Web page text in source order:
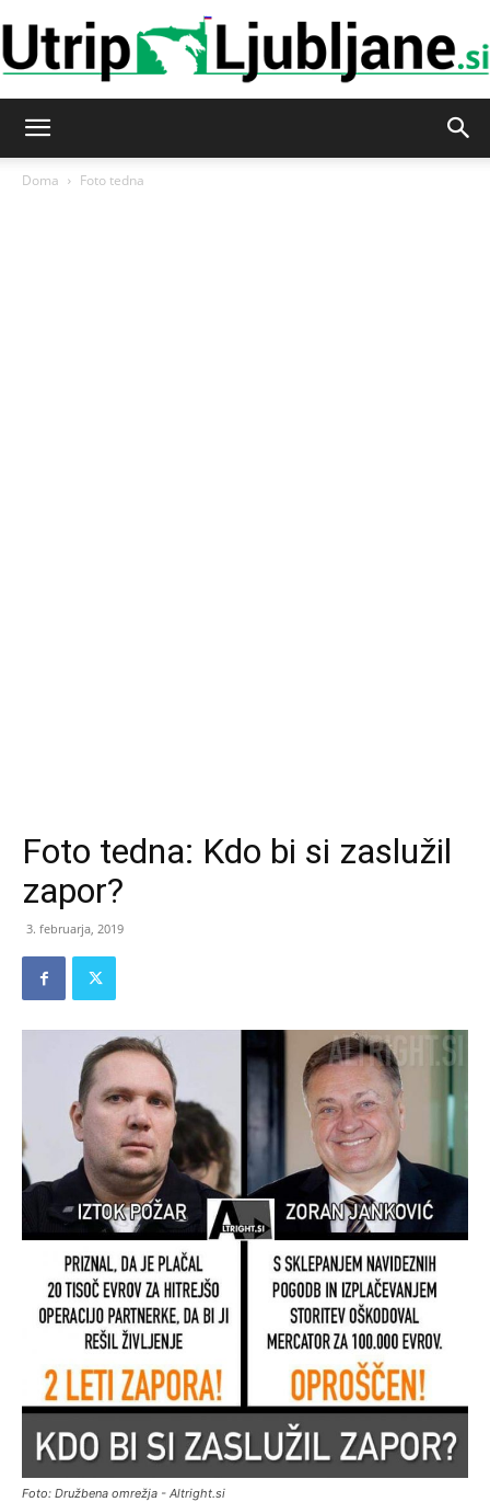
Doma Foto tedna
Foto tedna: Kdo bi si zaslužil
zapor?
3. februarja, 2019
Foto: Družbena omrežja - Altright.si